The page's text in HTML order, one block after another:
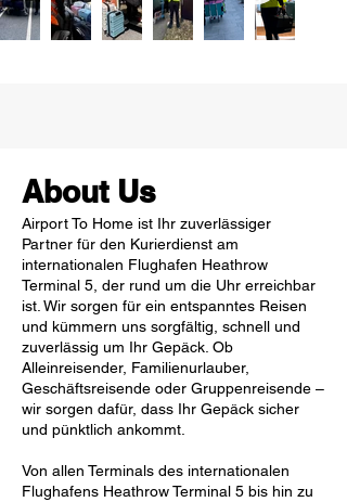
About Us
Airport To Home ist Ihr zuverlässiger
Partner für den Kurierdienst am
internationalen Flughafen Heathrow
Terminal 5, der rund um die Uhr erreichbar
ist. Wir sorgen für ein entspanntes Reisen
und kümmern uns sorgfältig, schnell und
zuverlässig um Ihr Gepäck. Ob
Alleinreisender, Familienurlauber,
Geschäftsreisende oder Gruppenreisende –
wir sorgen dafür, dass Ihr Gepäck sicher
und pünktlich ankommt.
Von allen Terminals des internationalen
Flughafens Heathrow Terminal 5 bis hin zu